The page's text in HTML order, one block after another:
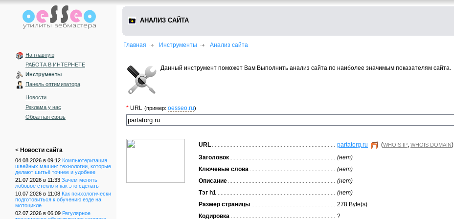
На главную
РАБОТА В ИНТЕРНЕТЕ
Инструменты
Панель оптимизатора
Новости
Реклама у нас
Обратная связь
< Новости сайта
04.08.2026 в 09:12 Компьютеризация
швейных машин: технологии, которые
делают шитьё точнее и удобнее
21.07.2026 в 11:33 Зачем менять
лобовое стекло и как это сделать
10.07.2026 в 11:08 Как психологически
подготовиться к обучению езде на
мотоцикле
02.07.2026 в 06:09 Регулярное
АНАЛИЗ САЙТА
Главная Инструменты Анализ сайта
Данный инструмент поможет Вам Выполнить анализ сайта по наиболее значимым показателям сайта.
* URL (пример: oesseo.ru)
URL partatorg.ru (WHOIS IP, WHOIS DOMAIN)
Заголовок
(нет)
Ключевые слова
(нет)
Описание
(нет)
Тэг h1
(нет)
Размер страницы
278 Byte(s)
Кодировка
?